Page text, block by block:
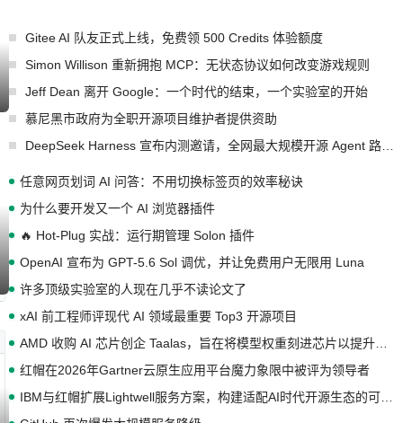
Gitee AI 队友正式上线，免费领 500 Credits 体验额度
Simon Willison 重新拥抱 MCP：无状态协议如何改变游戏规则
Jeff Dean 离开 Google：一个时代的结束，一个实验室的开始
慕尼黑市政府为全职开源项目维护者提供资助
任意网页划词 AI 问答：不用切换标签页的效率秘诀
为什么要开发又一个 AI 浏览器插件
🔥 Hot-Plug 实战：运行期管理 Solon 插件
OpenAI 宣布为 GPT-5.6 Sol 调优，并让免费用户无限用 Luna
许多顶级实验室的人现在几乎不读论文了
xAI 前工程师评现代 AI 领域最重要 Top3 开源项目
红帽在2026年Gartner云原生应用平台魔力象限中被评为领导者